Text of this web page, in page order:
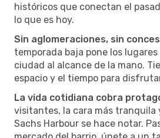
históricos que conectan el
lo que es hoy.
Sin aglomeraciones, sin
temporada baja pone los
ciudad al alcance de la mano.
espacio y el tiempo para
La vida cotidiana cobra
visitantes, la cara más
Sachs Harbour se hace notar.